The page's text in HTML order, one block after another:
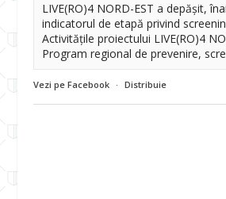
LIVE(RO)4 NORD-EST a depășit,
indicatorul de etapă privind
Activitățile proiectului LIVE(RO)4
Program regional de prevenire,
Vezi pe Facebook · Distribuie